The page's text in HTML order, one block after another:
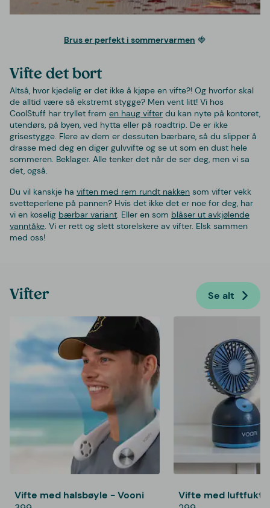
Brus er perfekt i sommervarmen 🍓
Vifte det bort
Altså, hvor kjedelig er det ikke å kjøpe en vifte?! Og hvorfor skal
de alltid være så ekstremt stygge? Men vent litt! Vi hos
CoolStuff har tryllet frem en haug vifter du kan nyte på kontoret,
utendørs, på byen, ved hytta eller på roadtrip. De er ikke
grisestygge. Flere av dem er dessuten bærbare, så du slipper å
drasse med deg en diger gulvvifte og se ut som en dust hele
sommeren. Beklager. Alle tenker det når de ser deg, men vi sa
det, også.
Du vil kanskje ha viften med rem rundt nakken som vifter vekk
svetteperlene på pannen? Hvis det ikke det er noe for deg, har
vi en koselig bærbar variant . Eller en som blåser ut avkjølende
vanntåke . Vi er rett og slett storelskere av vifter. Elsk sammen
med oss!
Vifter Se alt
Vifte med halsbøyle - Vooni
Vifte med